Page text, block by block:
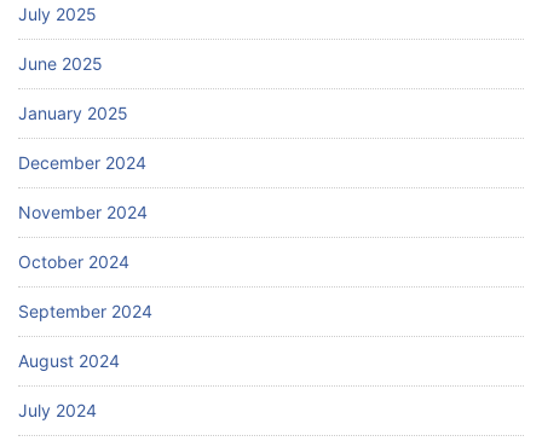
July 2025
June 2025
January 2025
December 2024
November 2024
October 2024
September 2024
August 2024
July 2024